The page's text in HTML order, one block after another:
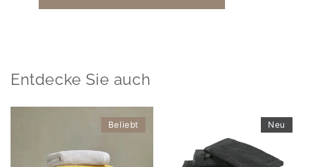
Entdecke Sie auch
Beliebt Neu